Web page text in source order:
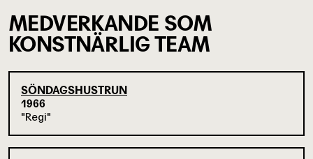
MEDVERKANDE SOM
KONSTNÄRLIG TEAM
SÖNDAGSHUSTRUN
1966
Regi